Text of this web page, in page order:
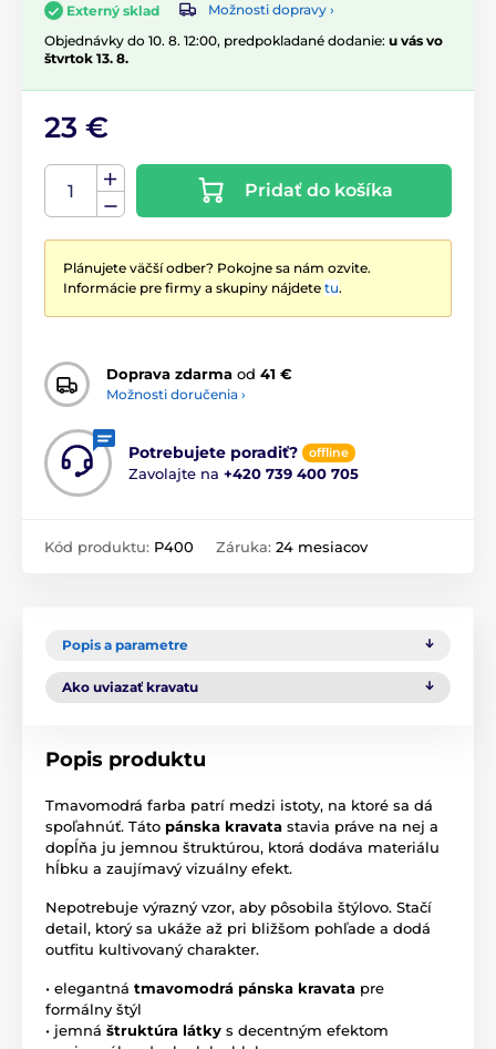
Externý sklad
Možnosti dopravy ›
Objednávky do 10. 8. 12:00, predpokladané dodanie: u vás vo
štvrtok 13. 8.
23 €
Pridať do košíka
Plánujete väčší odber? Pokojne sa nám ozvite.
Informácie pre firmy a skupiny nájdete tu.
Doprava zdarma od 41 €
Možnosti doručenia ›
Potrebujete poradiť? offline
Zavolajte na +420 739 400 705
Kód produktu: P400 Záruka: 24 mesiacov
Popis a parametre
Ako uviazať kravatu
Popis produktu
Tmavomodrá farba patrí medzi istoty, na ktoré sa dá
spoľahnúť. Táto pánska kravata stavia práve na nej a
dopĺňa ju jemnou štruktúrou, ktorá dodáva materiálu
hĺbku a zaujímavý vizuálny efekt.
Nepotrebuje výrazný vzor, aby pôsobila štýlovo. Stačí
detail, ktorý sa ukáže až pri bližšom pohľade a dodá
outfitu kultivovaný charakter.
• elegantná tmavomodrá pánska kravata pre
formálny štýl
• jemná štruktúra látky s decentným efektom